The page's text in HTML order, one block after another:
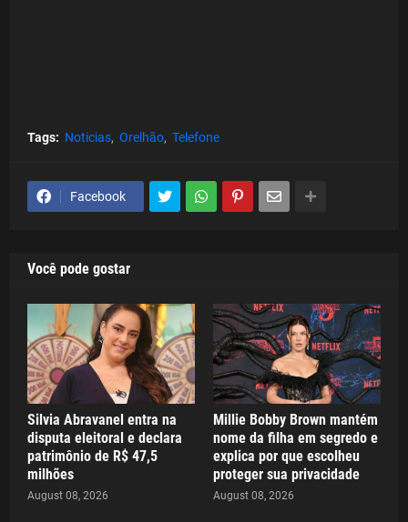
Tags: Noticias Orelhão Telefone
Facebook
Você pode gostar
Silvia Abravanel entra na
disputa eleitoral e declara
patrimônio de R$ 47,5
milhões
August 08, 2026
Millie Bobby Brown mantém
nome da filha em segredo e
explica por que escolheu
proteger sua privacidade
August 08, 2026